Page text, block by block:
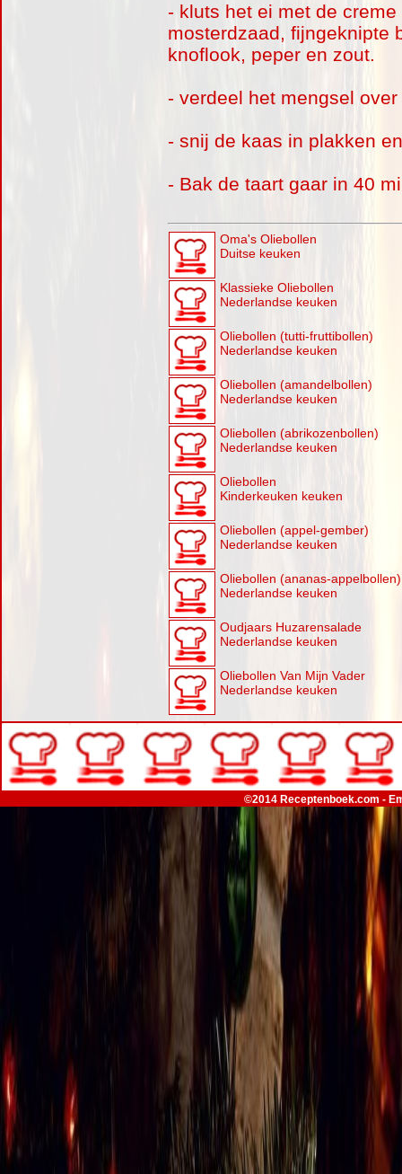
- kluts het ei met de
mosterdzaad, fijngeknipte
knoflook, peper en zout.
- verdeel het mengsel
- snij de kaas in plakken
- Bak de taart gaar in 40
Oma's Oliebollen
Duitse keuken
Klassieke Oliebollen
Nederlandse keuken
Oliebollen (tutti-fruttibollen)
Nederlandse keuken
Oliebollen (amandelbollen)
Nederlandse keuken
Oliebollen (abrikozenbollen)
Nederlandse keuken
Oliebollen
Kinderkeuken keuken
Oliebollen (appel-gember)
Nederlandse keuken
Oliebollen (ananas-appelbollen)
Nederlandse keuken
Oudjaars Huzarensalade
Nederlandse keuken
Oliebollen Van Mijn Vader
Nederlandse keuken
©2014 Receptenboek.com -